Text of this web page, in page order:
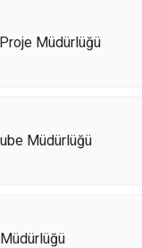
Müdürlüğü
Müdürlüğü